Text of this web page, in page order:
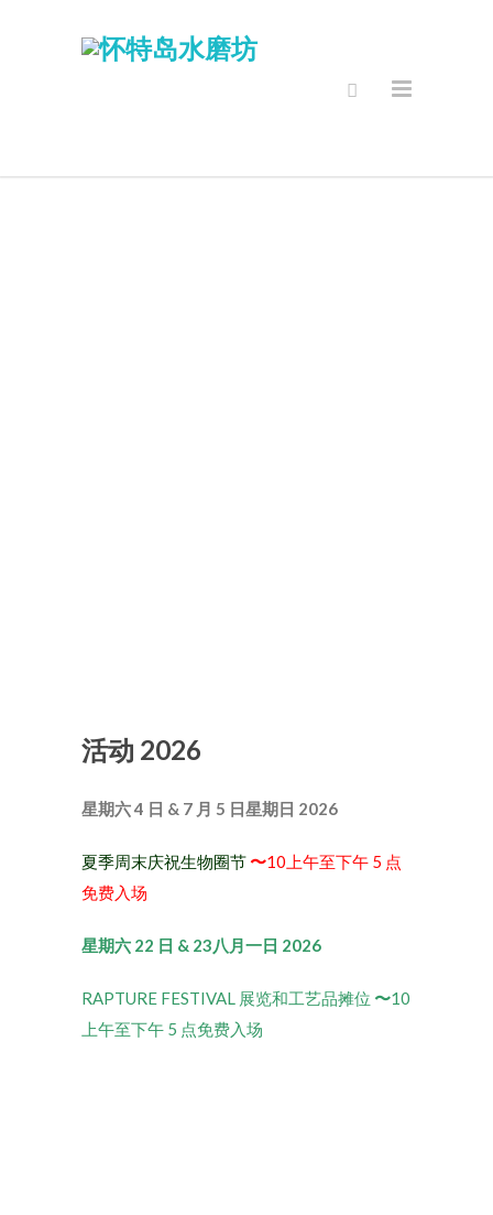
活动 2026
星期六 4 日 & 7 月 5 日星期日 2026
夏季周末庆祝生物圈节〜10上午至下午 5 点
免费入场
星期六 22 日 & 23八月一日 2026
RAPTURE FESTIVAL 展览和工艺品摊位 〜10
上午至下午 5 点免费入场